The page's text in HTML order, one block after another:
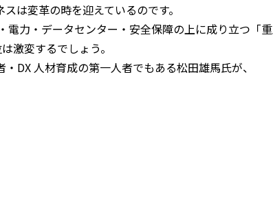
は変革の時を迎えているのです。
力・データセンター・安全保障の上に成り立つ「
激変するでしょう。
DX 人材育成の第一人者でもある松田雄馬氏が、